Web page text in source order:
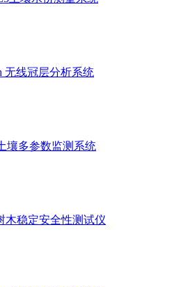
无线冠层分析系统
壤多参数监测系统
木稳定安全性测试仪